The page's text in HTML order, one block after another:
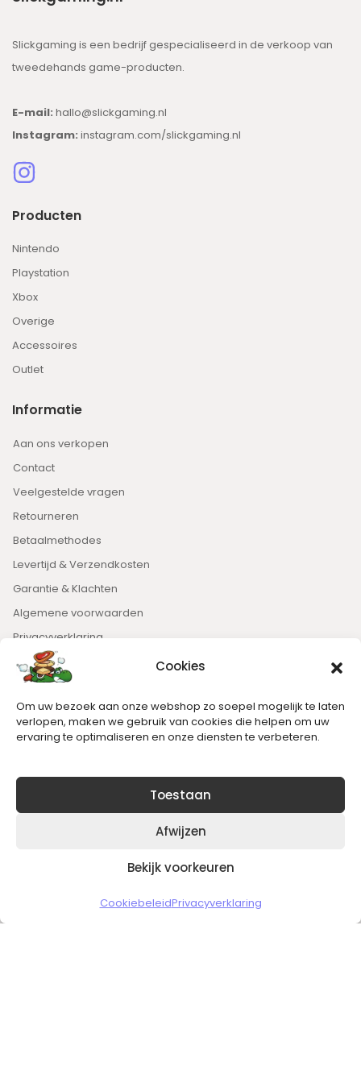
Cookies
Om uw bezoek aan onze webshop zo soepel mogelijk te laten
verlopen, maken we gebruik van cookies die helpen om uw
ervaring te optimaliseren en onze diensten te verbeteren.
Toestaan
Afwijzen
Bekijk voorkeuren
CookiebeleidPrivacyverklaring
Slickgaming is een bedrijf gespecialiseerd in de verkoop van
tweedehands game-producten.
E-mail: hallo@slickgaming.nl
Instagram: instagram.com/slickgaming.nl
Producten
Nintendo
Playstation
Xbox
Overige
Accessoires
Outlet
Informatie
Aan ons verkopen
Contact
Veelgestelde vragen
Retourneren
Betaalmethodes
Levertijd & Verzendkosten
Garantie & Klachten
Algemene voorwaarden
Privacyverklaring
Nieuwsbrief
Blijft op de hoogte van het laatste nieuws.